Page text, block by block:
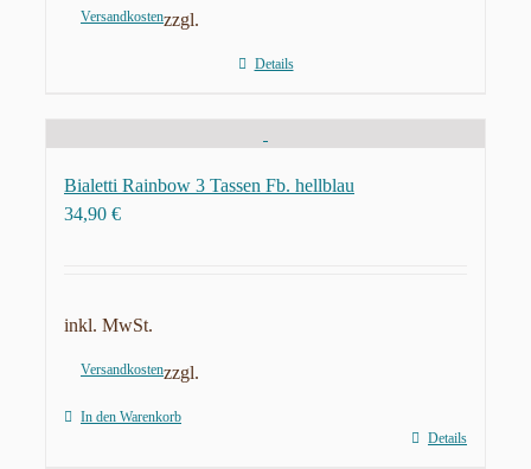
zzgl.
Versandkosten
Details
Bialetti Rainbow 3 Tassen Fb. hellblau
34,90 €
inkl. MwSt.
zzgl.
Versandkosten
In den Warenkorb
Details